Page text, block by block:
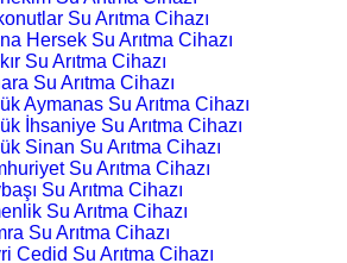
Su Arıtma Cihazı
Hersek Su Arıtma Cihazı
Su Arıtma Cihazı
Su Arıtma Cihazı
Aymanas Su Arıtma Cihazı
İhsaniye Su Arıtma Cihazı
Sinan Su Arıtma Cihazı
Su Arıtma Cihazı
Su Arıtma Cihazı
Su Arıtma Cihazı
Su Arıtma Cihazı
Cedid Su Arıtma Cihazı